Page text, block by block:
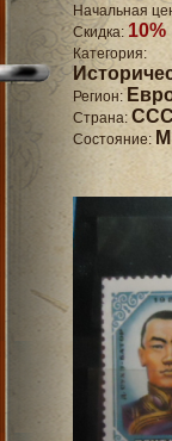
Начальная
Скидка: 10%
Регион:
Страна:
Состояние: